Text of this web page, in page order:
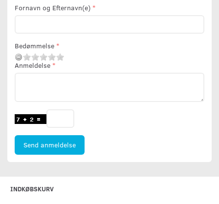
Fornavn og Efternavn(e)
Bedømmelse
Anmeldelse
Send anmeldelse
INDKØBSKURV